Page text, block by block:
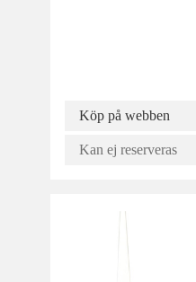
Köp på webben
Kan ej reserveras